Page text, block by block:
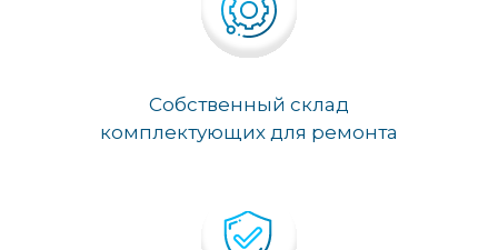
Собственный склад
комплектующих для ремонта